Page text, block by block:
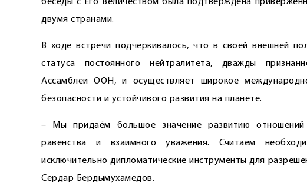
двумя странами.
В ходе встречи подчёркивалось, что в своей внешней
статуса постоянного нейтралитета, дважды
Ассамблеи ООН, и осуществляет широкое
безопасности и устойчивого развития на планете.
– Мы придаём большое значение развитию
равенства и взаимного уважения. Считаем
исключительно дипломатические инструменты для
Сердар Бердымухамедов.